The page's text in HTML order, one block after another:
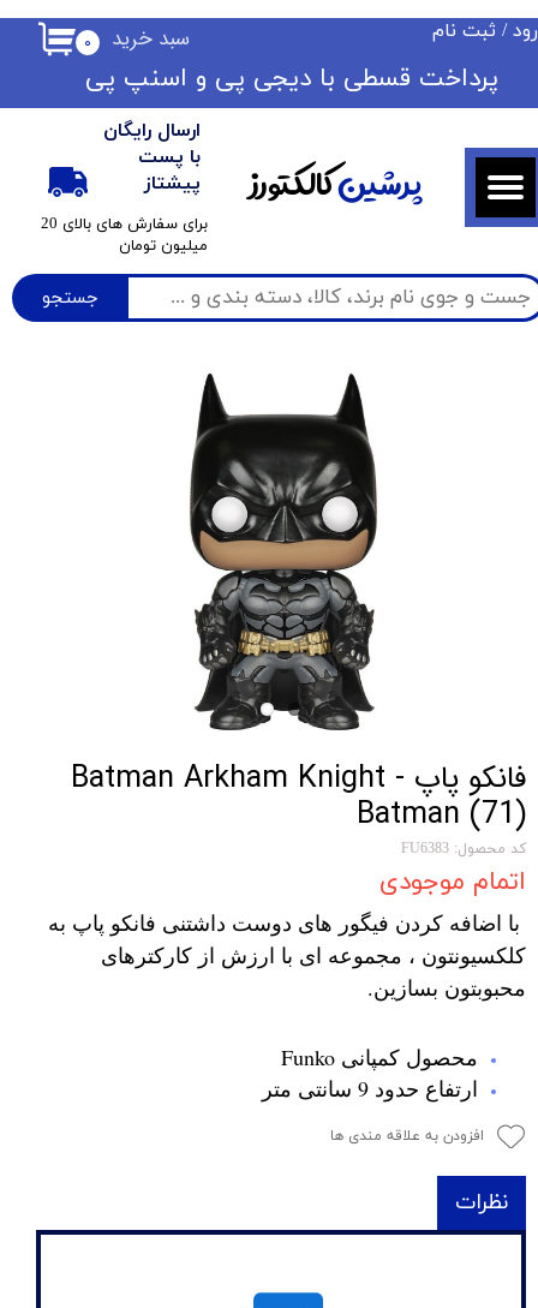
جستجو
ارسال رایگان
با پست
پیشتاز
​برای سفارش های بالای 20
میلیون تومان
۰ سبد خرید / ثبت نام
حساب کاربری من
تغییر گذر واژه
سفارشات
خروج از حساب کاربری
​​پرداخت قسطی با دیجی پی ​​​​​​​و اسنپ پی
پرشینکالکتورز
فانکو پاپ Batman Arkham Knight -
Batman (71)
کد محصول: FU6383
اتمام موجودی
با اضافه کردن فیگور های دوست داشتنی فانکو پاپ به
کلکسیونتون ، مجموعه ای با ارزش از کارکترهای
محبوبتون بسازین.
محصول کمپانی Funko
ارتفاع حدود 9 سانتی متر
افزودن به علاقه مندی ها
نظرات